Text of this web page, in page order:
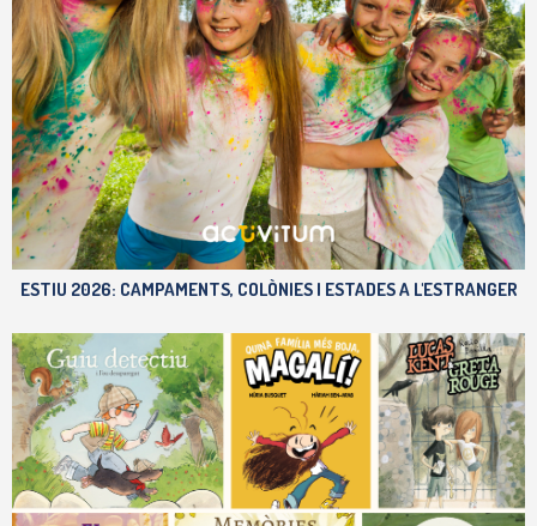
ESTIU 2026: CAMPAMENTS, COLÒNIES I ESTADES A L'ESTRANGER